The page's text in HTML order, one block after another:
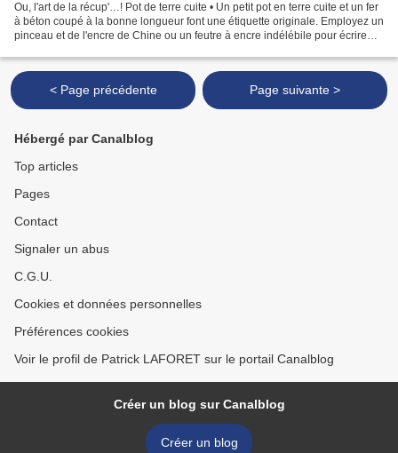
Ou, l'art de la récup'…! Pot de terre cuite • Un petit pot en terre cuite et un fer
à béton coupé à la bonne longueur font une étiquette originale. Employez un
pinceau et de l'encre de Chine ou un feutre à encre indélébile pour écrire
< Page précédente Page suivante >
Hébergé par Canalblog
Top articles
Pages
Contact
Signaler un abus
C.G.U.
Cookies et données personnelles
Préférences cookies
Voir le profil de Patrick LAFORET sur le portail Canalblog
Créer un blog sur Canalblog
Créer un blog